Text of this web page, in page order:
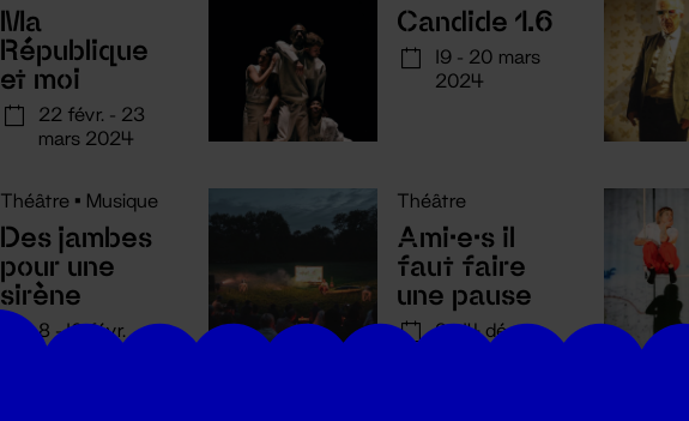
Ma
République
et moi
22 févr. - 23
mars 2024
Candide 1.6
19 - 20 mars
2024
Théâtre • Musique
Des jambes
pour une
sirène
8 - 10 févr.
2024
Théâtre
Ami·e·s il
faut faire
une pause
9 - 14 déc.